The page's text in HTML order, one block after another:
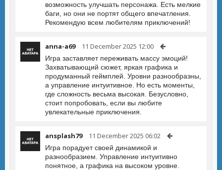
возможность улучшать персонажа. Есть мелкие
баги, но они не портят общего впечатления.
Рекомендую всем любителям приключений!
anna-a69 11 December 2025 12:00
Игра заставляет переживать массу эмоций!
Захватывающий сюжет, яркая графика и
продуманный геймплей. Уровни разнообразны,
а управление интуитивное. Но есть моменты,
где сложность весьма высокая. Безусловно,
стоит попробовать, если вы любите
увлекательные приключения.
ansplash79 11 December 2025 06:02
Игра порадует своей динамикой и
разнообразием. Управление интуитивно
понятное, а графика на высоком уровне.